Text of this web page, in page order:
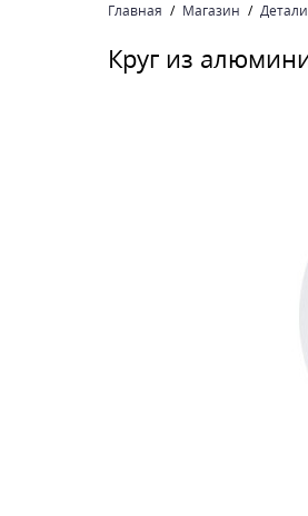
Главная Магазин
Круг из